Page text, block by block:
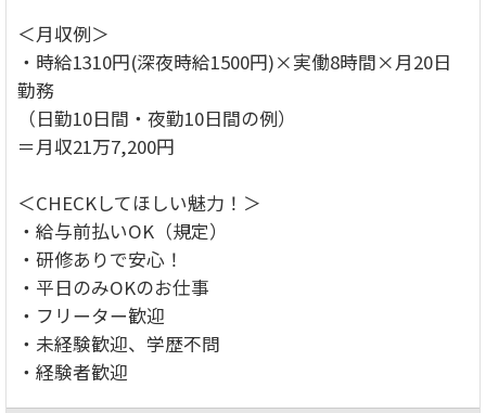
＜月収例＞
・時給1310円(深夜時給1500円)×実働8時間×月20日
勤務
（日勤10日間・夜勤10日間の例）
＝月収21万7,200円
＜CHECKしてほしい魅力！＞
・給与前払いOK（規定）
・研修ありで安心！
・平日のみOKのお仕事
・フリーター歓迎
・未経験歓迎、学歴不問
・経験者歓迎